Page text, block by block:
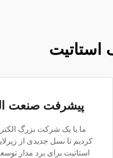
استاتیت
پیشرفت صنعت
ما با یک شرکت بزرگ
کردیم تا نسل جدیدی از
استاتیت برای برد مدار